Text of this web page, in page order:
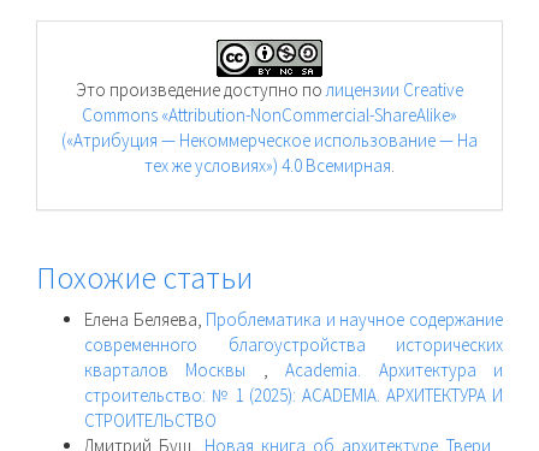
Это произведение доступно полицензии Creative
Commons «Attribution-NonCommercial-ShareAlike»
(«Атрибуция — Некоммерческое использование — На
тех же условиях») 4.0 Всемирная.
Похожие статьи
Елена Беляева, Проблематика и научное содержание
современного благоустройства исторических
кварталов Москвы ,Academia. Архитектура и
строительство: № 1 (2025): ACADEMIA. АРХИТЕКТУРА И
СТРОИТЕЛЬСТВО
Дмитрий Буш, Новая книга об архитектуре Твери